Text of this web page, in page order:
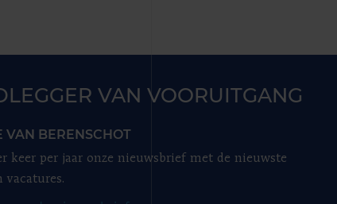
VAN VOORUITGANG
VAN BERENSCHOT
keer per jaar onze nieuwsbrief met de nieuwste
vacatures.